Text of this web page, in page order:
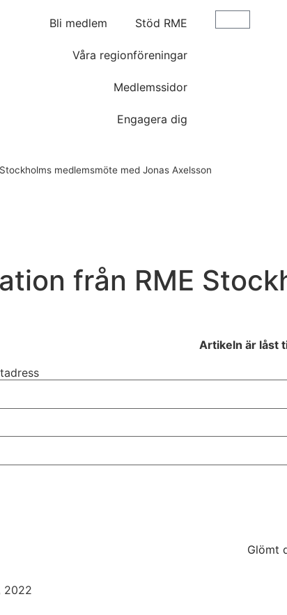
Bli medlem Stöd RME
Våra regionföreningar
Medlemssidor
Engagera dig
medlemsmöte med Jonas Axelsson
från RME
Artikeln är låst
Glömt
2022